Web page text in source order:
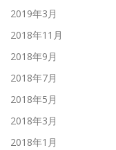
2019年3月
2018年11月
2018年9月
2018年7月
2018年5月
2018年3月
2018年1月